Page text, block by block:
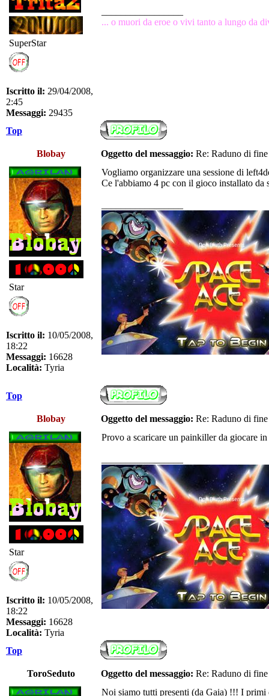
SuperStar
Iscritto il: 29/04/2008,
2:45
Messaggi: 29435
... o muori da eroe o vivi tanto a lungo da
Top
Blobay Oggetto del messaggio: Re: Raduno di
Star
Iscritto il: 10/05/2008,
18:22
Messaggi: 16628
Località: Tyria
Vogliamo organizzare una sessione di
Ce l'abbiamo 4 pc con il gioco installato da
Top
Blobay Oggetto del messaggio: Re: Raduno di
Star
Iscritto il: 10/05/2008,
18:22
Messaggi: 16628
Località: Tyria
Provo a scaricare un painkiller da giocare in
Top
ToroSeduto Oggetto del messaggio: Re: Raduno di
Noi siamo tutti presenti (da Gaia) !!! I